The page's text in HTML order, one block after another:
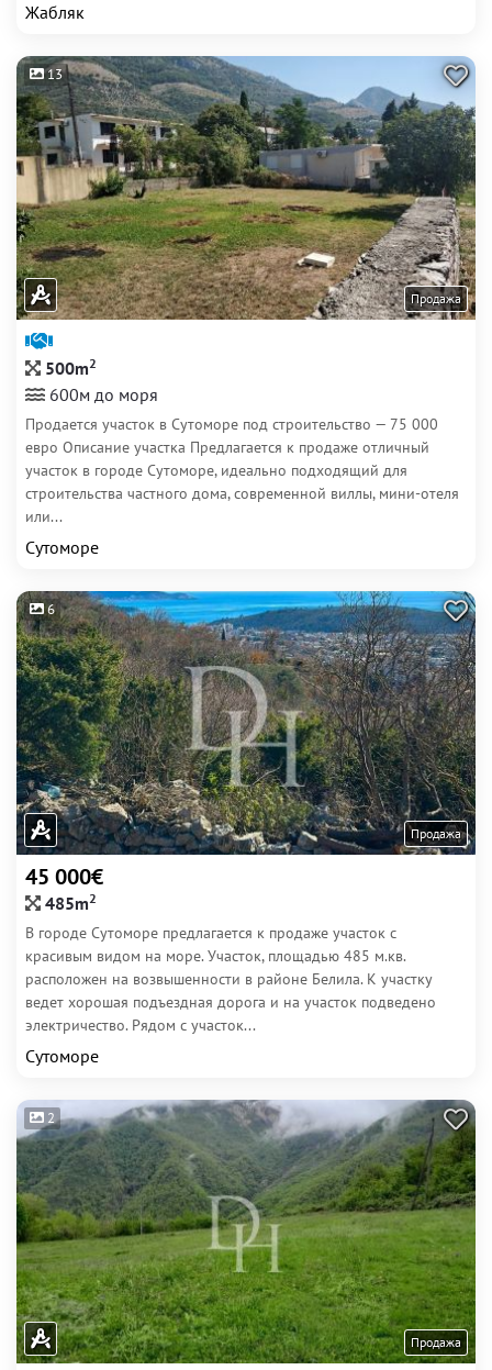
Жабляк
13
Продажа
500m2
600м до моря
Продается участок в Сутоморе под строительство — 75 000
евро Описание участка Предлагается к продаже отличный
участок в городе Сутоморе, идеально подходящий для
строительства частного дома, современной виллы, мини-отеля
или...
Сутоморе
6
Продажа
45 000€
485m2
В городе Сутоморе предлагается к продаже участок с
красивым видом на море. Участок, площадью 485 м.кв.
расположен на возвышенности в районе Белила. К участку
ведет хорошая подъездная дорога и на участок подведено
электричество. Рядом с участок...
Сутоморе
2
Продажа